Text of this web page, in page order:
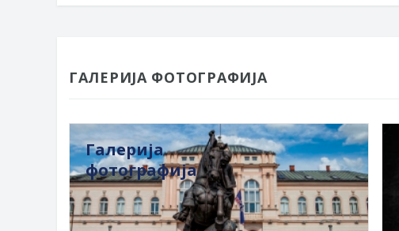
ГАЛЕРИЈА ФОТОГРАФИЈА
Галерија
фотографија